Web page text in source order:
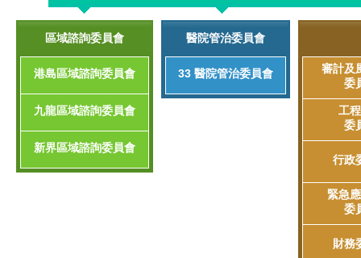
區域諮詢委員會
港島區域諮詢委員會
九龍區域諮詢委員會
新界區域諮詢委員會
醫院管治委員會
33 醫院管治委員會
審計及
委
工
委
行政
緊急
委
財務